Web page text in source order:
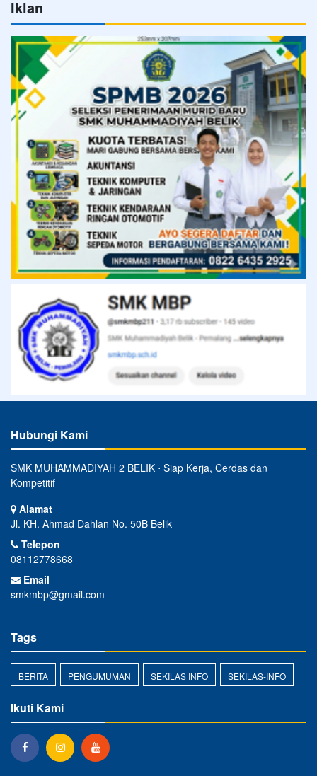
Iklan
Hubungi Kami
SMK MUHAMMADIYAH 2 BELIK ⋅ Siap Kerja, Cerdas dan
Kompetitif
Alamat
Jl. KH. Ahmad Dahlan No. 50B Belik
Telepon
08112778668
Email
smkmbp@gmail.com
Tags
BERITA PENGUMUMAN SEKILAS INFO SEKILAS-INFO
Ikuti Kami